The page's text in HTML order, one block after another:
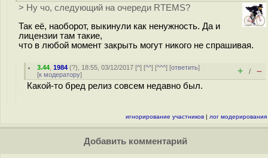
> Ну чо, следующий на очереди RTEMS?
Так её, наоборот, выкинули как ненужность. Да и
лицензии там такие,
что в любой момент закрыть могут никого не спрашивая.
3.44 ,1984 (?), 18:55, 03/12/2017 [^] [^^] [^^^] [ответить]
[к модератору] + / –
Какой-то бред релиз совсем недавно был.
игнорирование участников | лог модерирования
Добавить комментарий